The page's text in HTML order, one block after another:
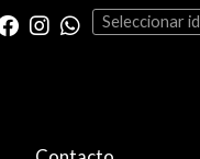
Seleccionar